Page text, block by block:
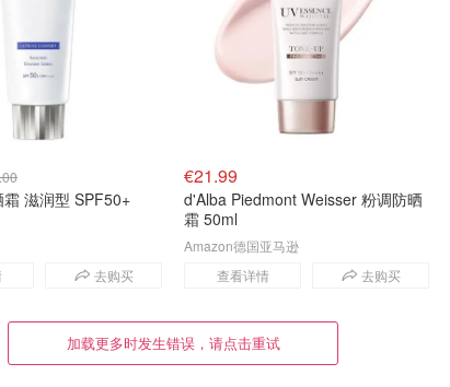
去购买
€21.99
d'Alba Piedmont Weisser 粉调防晒
霜 50ml
查看详情 去购买
Amazon德国亚马逊